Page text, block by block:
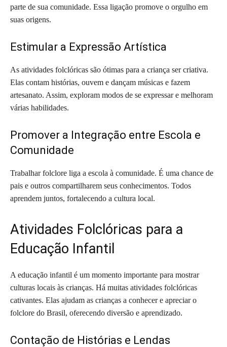
parte de sua comunidade. Essa ligação promove o orgulho em
suas origens.
Estimular a Expressão Artística
As atividades folclóricas são ótimas para a criança ser criativa.
Elas contam histórias, ouvem e dançam músicas e fazem
artesanato. Assim, exploram modos de se expressar e melhoram
várias habilidades.
Promover a Integração entre Escola e
Comunidade
Trabalhar folclore liga a escola à comunidade. É uma chance de
pais e outros compartilharem seus conhecimentos. Todos
aprendem juntos, fortalecendo a cultura local.
Atividades Folclóricas para a
Educação Infantil
A educação infantil é um momento importante para mostrar
culturas locais às crianças. Há muitas atividades folclóricas
cativantes. Elas ajudam as crianças a conhecer e apreciar o
folclore do Brasil, oferecendo diversão e aprendizado.
Contação de Histórias e Lendas